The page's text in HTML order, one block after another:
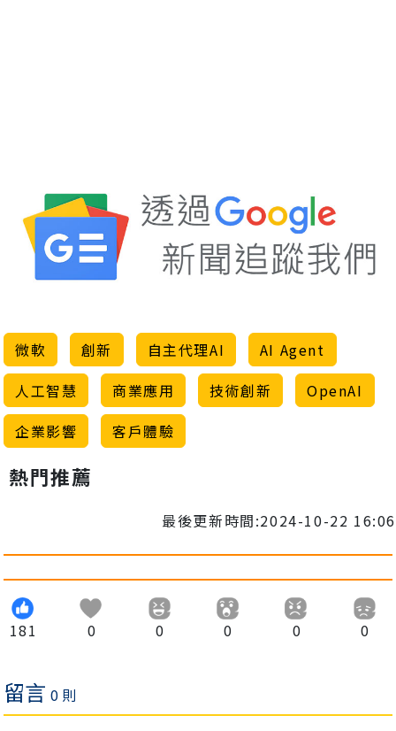
微軟 創新 自主代理AI
AI Agent
人工智慧
商業應用 技術創新
OpenAI
企業影響
客戶體驗
熱門推薦
最後更新時間:2024-10-22 16:06
181 0 0 0 0 0